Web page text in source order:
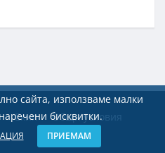
сайта, използваме малки
бисквитки.
ПРИЕМАМ
Екип Общи условия